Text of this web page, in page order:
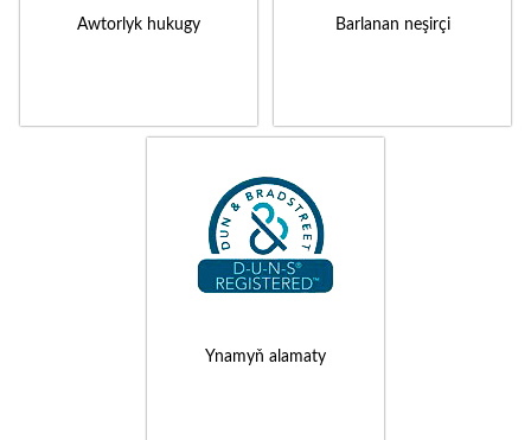
Awtorlyk hukugy Barlanan neşirçi
Ynamyň alamaty